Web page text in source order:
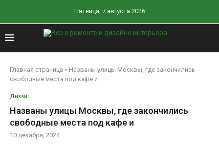
Пятница, 7 августа 2026
Главная страница » Названы улицы Москвы, где закончились
свободные места под кафе и
Дизайн
Названы улицы Москвы, где закончились
свободные места под кафе и
10 декабря, 2024